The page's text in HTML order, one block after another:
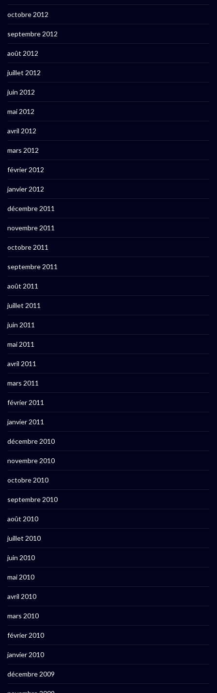
octobre 2012
septembre 2012
août 2012
juillet 2012
juin 2012
mai 2012
avril 2012
mars 2012
février 2012
janvier 2012
décembre 2011
novembre 2011
octobre 2011
septembre 2011
août 2011
juillet 2011
juin 2011
mai 2011
avril 2011
mars 2011
février 2011
janvier 2011
décembre 2010
novembre 2010
octobre 2010
septembre 2010
août 2010
juillet 2010
juin 2010
mai 2010
avril 2010
mars 2010
février 2010
janvier 2010
décembre 2009